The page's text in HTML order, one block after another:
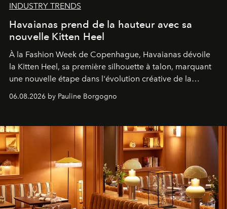
INDUSTRY TRENDS
Havaianas prend de la hauteur avec sa
nouvelle Kitten Heel
À la Fashion Week de Copenhague, Havaianas dévoile
la Kitten Heel, sa première silhouette à talon, marquant
une nouvelle étape dans l'évolution créative de la
06.08.2026 by Pauline Borgogno